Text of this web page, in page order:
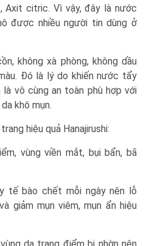
Axit citric. Vì vậy, đây là nước
được nhiều người tin dùng ở
không xà phòng, không dầu
Đó là lý do khiến nước tẩy
vô cùng an toàn phù hợp với
khô mụn.
hiệu quả Hanajirushi:
vùng viền mắt, bụi bẩn, bã
tế bào chết mỗi ngày nên lỗ
giảm mụn viêm, mụn ẩn hiệu